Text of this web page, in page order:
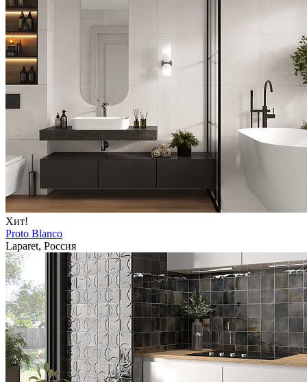
Хит!
Proto Blanco
Laparet, Россия